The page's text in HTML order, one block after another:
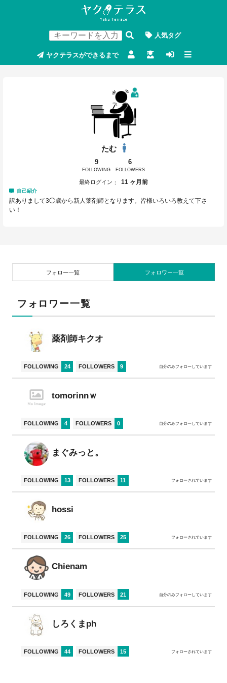
人気タグ
ヤクテラスができるまで
たむ
9
FOLLOWING
6
FOLLOWERS
最終ログイン 11 ヶ月前
自己紹介
訳ありまして3◯歳から新人薬剤師となります。皆様いろいろ教えて下さ
い！
フォロー一覧 フォロワー一覧
フォロワー一覧
薬剤師キクオ
FOLLOWING 24 FOLLOWERS 9 自分のみフォローしています
tomorinnｗ
FOLLOWING 4 FOLLOWERS 0 自分のみフォローしています
まぐみっと。
FOLLOWING 13 FOLLOWERS 11 フォローされています
hossi
FOLLOWING 26 FOLLOWERS 25 フォローされています
Chienam
FOLLOWING 49 FOLLOWERS 21 自分のみフォローしています
しろくまph
FOLLOWING 44 FOLLOWERS 15 フォローされています